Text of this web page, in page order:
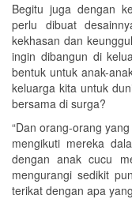
Begitu juga dengan
perlu dibuat
kekhasan dan
ingin dibangun di
bentuk untuk anak-
keluarga kita untuk
bersama di surga?
“Dan orang-orang
mengikuti mereka
dengan anak cucu
mengurangi sedikit
terikat dengan apa